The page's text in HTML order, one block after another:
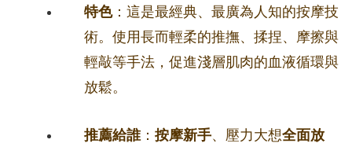
特色：這是最經典、最廣為人知的按摩技
術。使用長而輕柔的推撫、揉捏、摩擦與
輕敲等手法，促進淺層肌肉的血液循環與
放鬆。
推薦給誰： 按摩新手、壓力大想全面放